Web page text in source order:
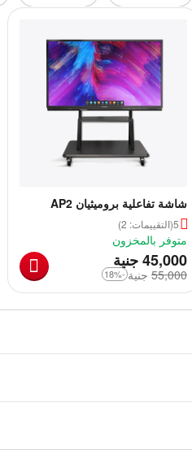
شاشة تفاعلية بروميثيان AP2
مقاس 65 بوصة - نظام ويندوز
5(التقييمات: 2)
متوفر بالمخزون
جنية45,000
جنية 55,000
-18%